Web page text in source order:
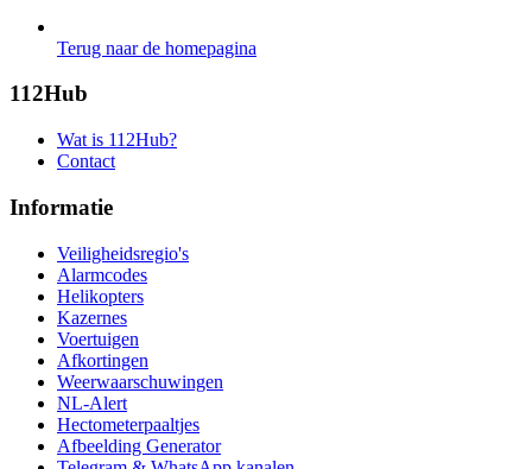
Terug naar de homepagina
112Hub
Wat is 112Hub?
Contact
Informatie
Veiligheidsregio's
Alarmcodes
Helikopters
Kazernes
Voertuigen
Afkortingen
Weerwaarschuwingen
NL-Alert
Hectometerpaaltjes
Afbeelding Generator